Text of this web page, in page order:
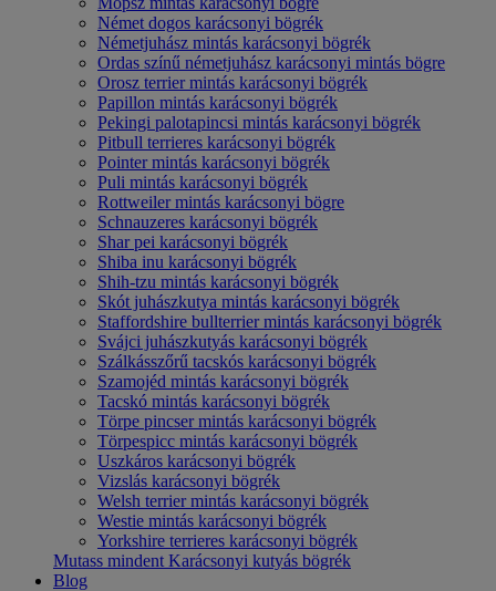
Német dogos karácsonyi bögrék
Németjuhász mintás karácsonyi bögrék
Ordas színű németjuhász karácsonyi mintás bögre
Orosz terrier mintás karácsonyi bögrék
Papillon mintás karácsonyi bögrék
Pekingi palotapincsi mintás karácsonyi bögrék
Pitbull terrieres karácsonyi bögrék
Pointer mintás karácsonyi bögrék
Puli mintás karácsonyi bögrék
Rottweiler mintás karácsonyi bögre
Schnauzeres karácsonyi bögrék
Shar pei karácsonyi bögrék
Shiba inu karácsonyi bögrék
Shih-tzu mintás karácsonyi bögrék
Skót juhászkutya mintás karácsonyi bögrék
Staffordshire bullterrier mintás karácsonyi bögrék
Svájci juhászkutyás karácsonyi bögrék
Szálkásszőrű tacskós karácsonyi bögrék
Szamojéd mintás karácsonyi bögrék
Tacskó mintás karácsonyi bögrék
Törpe pincser mintás karácsonyi bögrék
Törpespicc mintás karácsonyi bögrék
Uszkáros karácsonyi bögrék
Vizslás karácsonyi bögrék
Welsh terrier mintás karácsonyi bögrék
Westie mintás karácsonyi bögrék
Yorkshire terrieres karácsonyi bögrék
Mutass mindent Karácsonyi kutyás bögrék
Blog